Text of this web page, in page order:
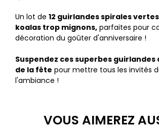
Un lot de 12 guirlandes spirales
koalas trop mignons, parfaites pour
décoration du goûter d'anniversaire !
Suspendez ces superbes guirlandes
de la fête pour mettre tous les invités
l'ambiance !
VOUS AIMEREZ